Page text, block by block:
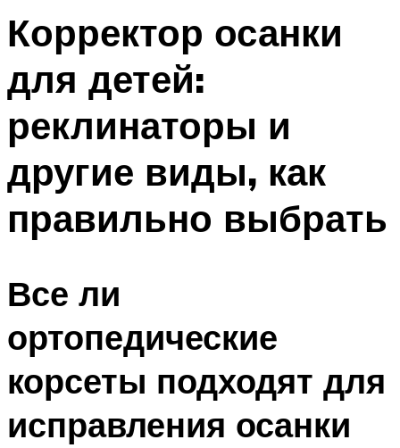
Корректор осанки
для детей:
реклинаторы и
другие виды, как
правильно выбрать
Все ли
ортопедические
корсеты подходят для
исправления осанки